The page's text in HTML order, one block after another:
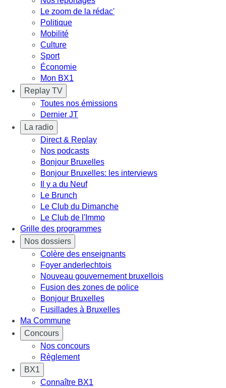
Le zoom de la rédac'
Politique
Mobilité
Culture
Sport
Économie
Mon BX1
Replay TV
Toutes nos émissions
Dernier JT
La radio
Direct & Replay
Nos podcasts
Bonjour Bruxelles
Bonjour Bruxelles: les interviews
Il y a du Neuf
Le Brunch
Le Club du Dimanche
Le Club de l'Immo
Grille des programmes
Nos dossiers
Colère des enseignants
Foyer anderlechtois
Nouveau gouvernement bruxellois
Fusion des zones de police
Bonjour Bruxelles
Fusillades à Bruxelles
Ma Commune
Concours
Nos concours
Règlement
BX1
Connaître BX1